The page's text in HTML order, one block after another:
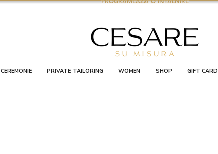
CEREMONIE PRIVATE TAILORING WOMEN SHOP GIFT CARD